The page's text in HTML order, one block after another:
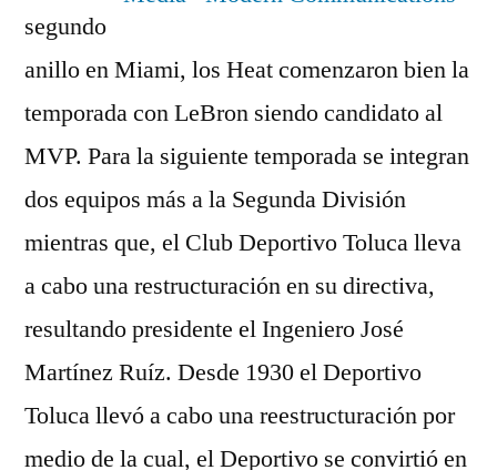
segundo
anillo en Miami, los Heat comenzaron bien la
temporada con LeBron siendo candidato al
MVP. Para la siguiente temporada se integran
dos equipos más a la Segunda División
mientras que, el Club Deportivo Toluca lleva
a cabo una restructuración en su directiva,
resultando presidente el Ingeniero José
Martínez Ruíz. Desde 1930 el Deportivo
Toluca llevó a cabo una reestructuración por
medio de la cual, el Deportivo se convirtió en